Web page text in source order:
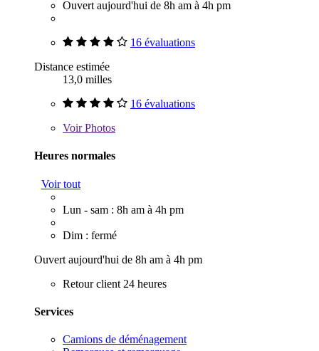
Ouvert aujourd'hui de 8h am à 4h pm
16 évaluations
Distance estimée
13,0 milles
16 évaluations
VoirPhotos
Heures normales
Voir tout
Lun - sam : 8h am à 4h pm
Dim : fermé
Ouvert aujourd'hui de 8h am à 4h pm
Retour client 24 heures
Services
Camions de déménagement